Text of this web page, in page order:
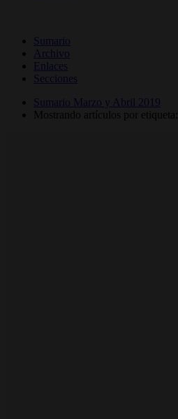
Sumario
Archivo
Enlaces
Secciones
Sumario Marzo y Abril 2019
Mostrando artículos por